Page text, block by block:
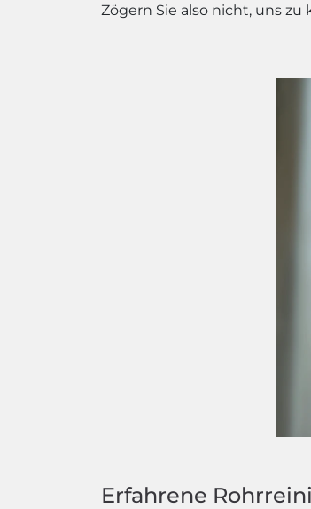
Zögern Sie also nicht, uns
Erfahrene